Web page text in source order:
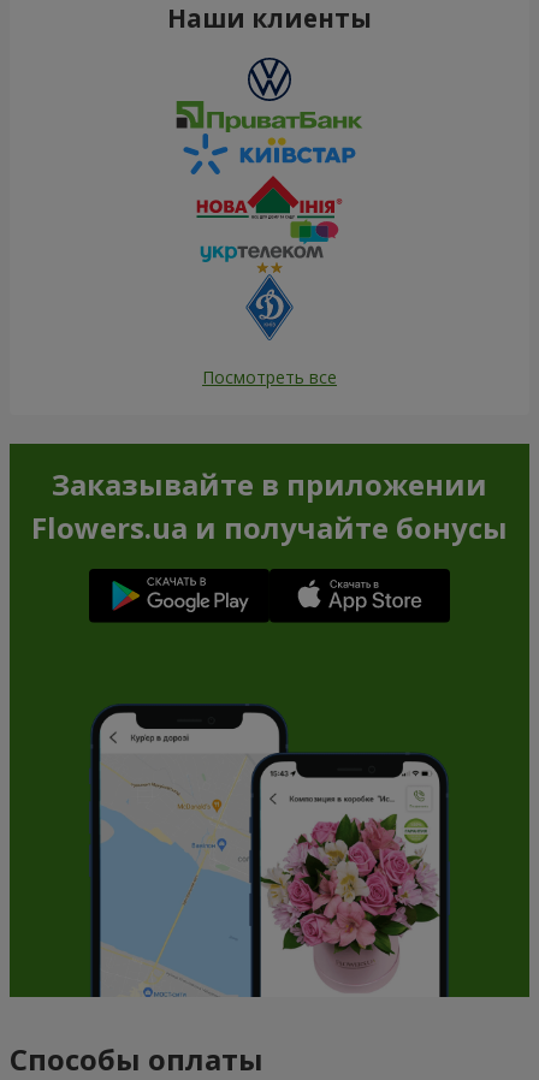
Наши клиенты
Посмотреть все
Заказывайте в приложении
Flowers.ua и получайте бонусы
Способы оплаты